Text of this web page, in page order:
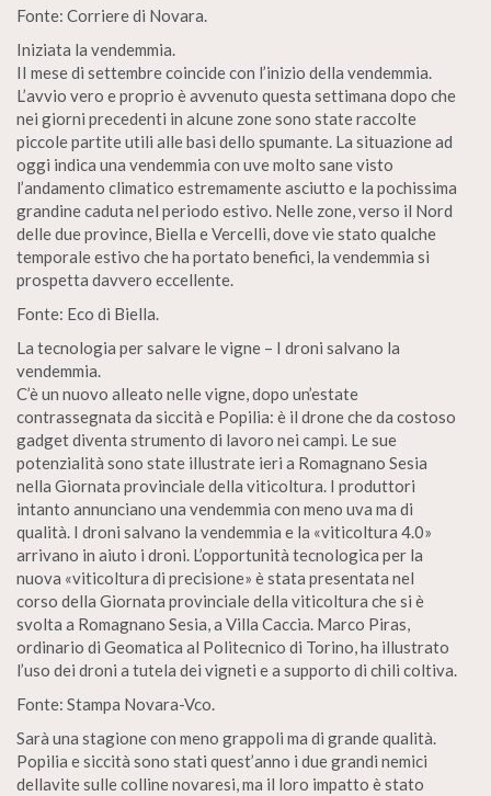
Fonte: Corriere di Novara.
Iniziata la vendemmia.
II mese di settembre coincide con l’inizio della vendemmia.
L’avvio vero e proprio è avvenuto questa settimana dopo che
nei giorni precedenti in alcune zone sono state raccolte
piccole partite utili alle basi dello spumante. La situazione ad
oggi indica una vendemmia con uve molto sane visto
l’andamento climatico estremamente asciutto e la pochissima
grandine caduta nel periodo estivo. Nelle zone, verso il Nord
delle due province, Biella e Vercelli, dove vie stato qualche
temporale estivo che ha portato benefici, la vendemmia si
prospetta davvero eccellente.
Fonte: Eco di Biella.
La tecnologia per salvare le vigne – I droni salvano la
vendemmia.
C’è un nuovo alleato nelle vigne, dopo un’estate
contrassegnata da siccità e Popilia: è il drone che da costoso
gadget diventa strumento di lavoro nei campi. Le sue
potenzialità sono state illustrate ieri a Romagnano Sesia
nella Giornata provinciale della viticoltura. I produttori
intanto annunciano una vendemmia con meno uva ma di
qualità. I droni salvano la vendemmia e la «viticoltura 4.0»
arrivano in aiuto i droni. L’opportunità tecnologica per la
nuova «viticoltura di precisione» è stata presentata nel
corso della Giornata provinciale della viticoltura che si è
svolta a Romagnano Sesia, a Villa Caccia. Marco Piras,
ordinario di Geomatica al Politecnico di Torino, ha illustrato
l’uso dei droni a tutela dei vigneti e a supporto di chili coltiva.
Fonte: Stampa Novara-Vco.
Sarà una stagione con meno grappoli ma di grande qualità.
Popilia e siccità sono stati quest’anno i due grandi nemici
dellavite sulle colline novaresi, ma il loro impatto è stato